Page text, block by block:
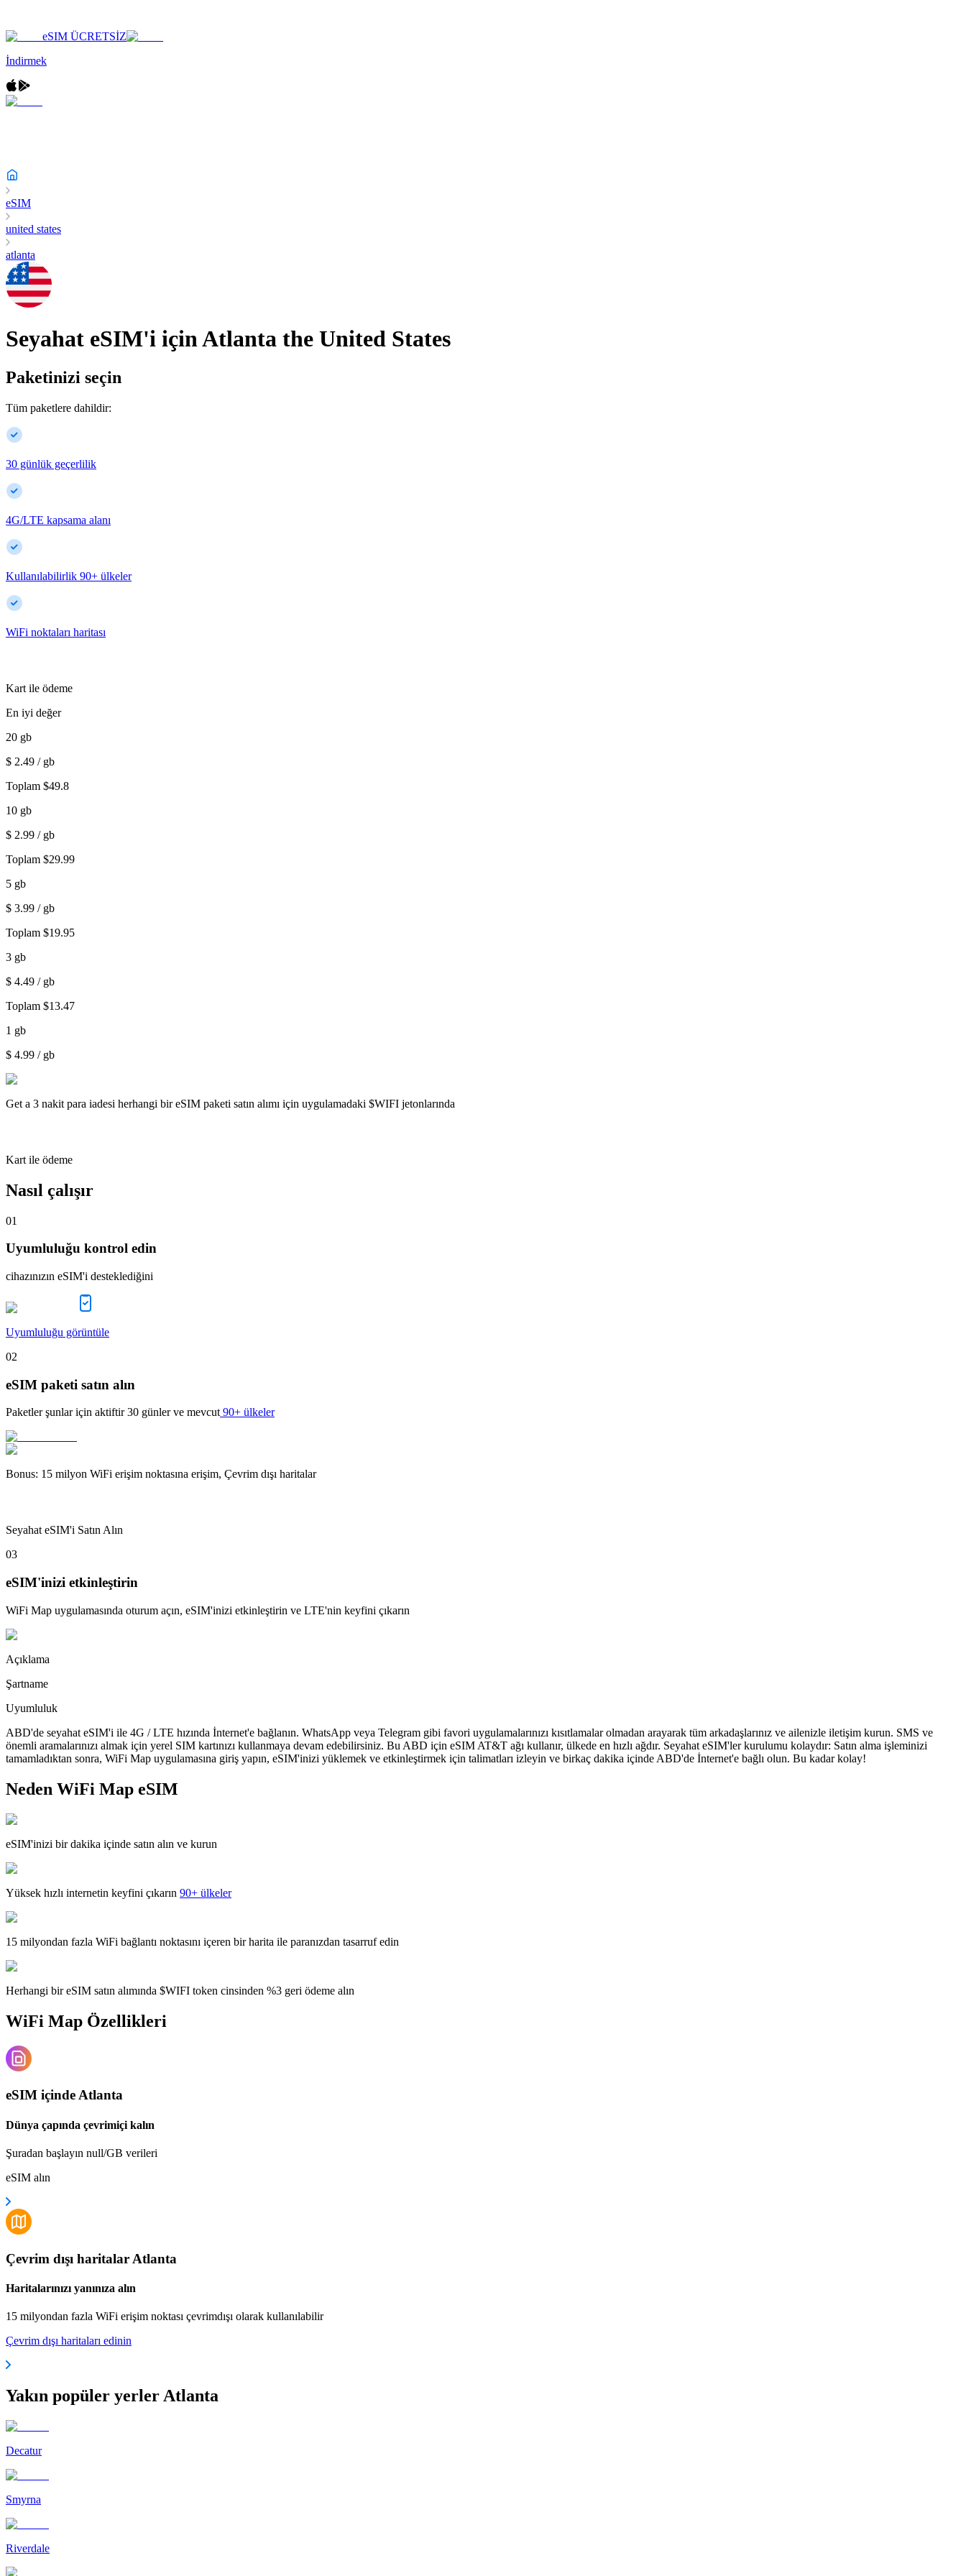
eSIM ÜCRETSİZ
İndirmek
eSIM
united states
atlanta
Seyahat eSIM'i içinAtlanta the United States
Paketinizi seçin
Tüm paketlere dahildir:
30 günlük geçerlilik
4G/LTE kapsama alanı
Kullanılabilirlik 90+ ülkeler
WiFi noktaları haritası
Kart ile ödeme
En iyi değer
20 gb
$ 2.49 / gb
Toplam $49.8
10 gb
$ 2.99 / gb
Toplam $29.99
5 gb
$ 3.99 / gb
Toplam $19.95
3 gb
$ 4.49 / gb
Toplam $13.47
1 gb
$ 4.99 / gb
Get a 3 nakit para iadesi herhangi bir eSIM paketi satın alımı için uygulamadaki $WIFI jetonlarında
Kart ile ödeme
Nasıl çalışır
01
Uyumluluğu kontrol edin
cihazınızın eSIM'i desteklediğini
Uyumluluğu görüntüle
02
eSIM paketi satın alın
Paketler şunlar için aktiftir 30 günler ve mevcut 90+ ülkeler
Bonus: 15 milyon WiFi erişim noktasına erişim, Çevrim dışı haritalar
Seyahat eSIM'i Satın Alın
03
eSIM'inizi etkinleştirin
WiFi Map uygulamasında oturum açın, eSIM'inizi etkinleştirin ve LTE'nin keyfini çıkarın
Açıklama
Şartname
Uyumluluk
ABD'de seyahat eSIM'i ile 4G / LTE hızında İnternet'e bağlanın. WhatsApp veya Telegram gibi favori uygulamalarınızı kısıtlamalar olmadan arayarak tüm arkadaşlarınız ve ailenizle iletişim kurun. SMS ve
önemli aramalarınızı almak için yerel SIM kartınızı kullanmaya devam edebilirsiniz. Bu ABD için eSIM AT&T ağı kullanır, ülkede en hızlı ağdır. Seyahat eSIM'ler kurulumu kolaydır: Satın alma işleminizi
tamamladıktan sonra, WiFi Map uygulamasına giriş yapın, eSIM'inizi yüklemek ve etkinleştirmek için talimatları izleyin ve birkaç dakika içinde ABD'de İnternet'e bağlı olun. Bu kadar kolay!
Neden WiFi Map eSIM
eSIM'inizi bir dakika içinde satın alın ve kurun
Yüksek hızlı internetin keyfini çıkarın 90+ ülkeler
15 milyondan fazla WiFi bağlantı noktasını içeren bir harita ile paranızdan tasarruf edin
Herhangi bir eSIM satın alımında $WIFI token cinsinden %3 geri ödeme alın
WiFi Map Özellikleri
eSIM içinde Atlanta
Dünya çapında çevrimiçi kalın
Şuradan başlayın null/GB verileri
eSIM alın
Çevrim dışı haritalar Atlanta
Haritalarınızı yanınıza alın
15 milyondan fazla WiFi erişim noktası çevrimdışı olarak kullanılabilir
Çevrim dışı haritaları edinin
Yakın popüler yerler Atlanta
Decatur
Smyrna
Riverdale